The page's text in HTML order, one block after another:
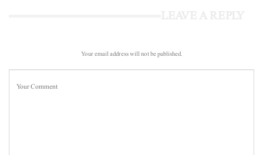
Your email address will not be published.